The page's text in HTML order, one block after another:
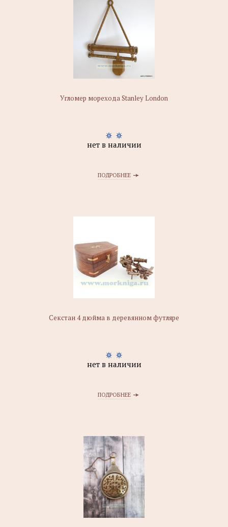
Угломер морехода Stanley London
нет в наличии
ПОДРОБНЕЕ
Секстан 4 дюйма в деревянном футляре
нет в наличии
ПОДРОБНЕЕ